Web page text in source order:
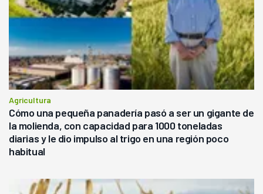
Agricultura
Cómo una pequeña panadería pasó a ser un gigante de
la molienda, con capacidad para 1000 toneladas
diarias y le dio impulso al trigo en una región poco
habitual